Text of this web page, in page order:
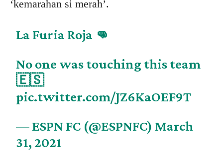
‘kemarahan si merah’.
La Furia Roja 👊
No one was touching this team
🇪🇸
pic.twitter.com/JZ6KaOEF9T
— ESPN FC (@ESPNFC) March
31, 2021